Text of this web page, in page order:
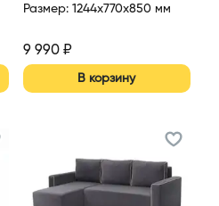
Размер: 1244x770x850 мм
9 990₽
В корзину